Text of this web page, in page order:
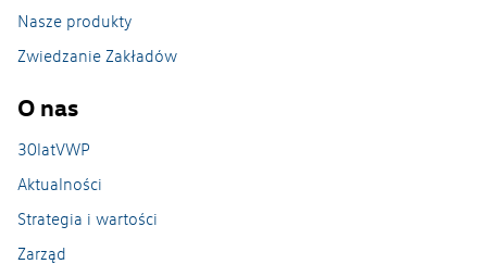
Nasze produkty
Zwiedzanie Zakładów
O nas
30latVWP
Aktualności
Strategia i wartości
Zarząd